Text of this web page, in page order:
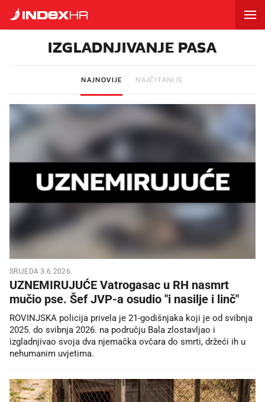
IZGLADNJIVANJE PASA
NAJNOVIJE NAJČITANIJE
SRIJEDA 3.6.2026.
UZNEMIRUJUĆE Vatrogasac u RH nasmrt
mučio pse. Šef JVP-a osudio "i nasilje i linč"
ROVINJSKA policija privela je 21-godišnjaka koji je od svibnja
2025. do svibnja 2026. na području Bala zlostavljao i
izgladnjivao svoja dva njemačka ovčara do smrti, držeći ih u
nehumanim uvjetima.